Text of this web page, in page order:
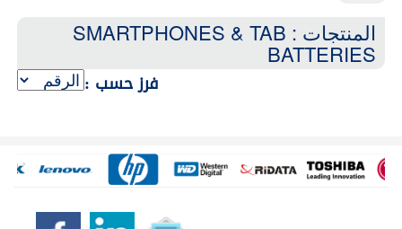
المنتجات : SMARTPHONES & TAB
BATTERIES
فرز حسب :